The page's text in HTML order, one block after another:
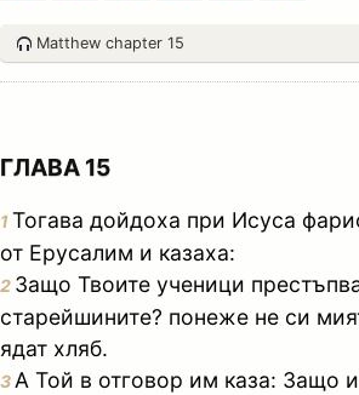
Matthew chapter 15
ГЛАВА 15
1Тогава дойдоха при Исуса
от Ерусалим и казаха:
2 Защо Твоите ученици
старейшините? понеже не си
ядат хляб.
3 А Той в отговор им каза: Защо